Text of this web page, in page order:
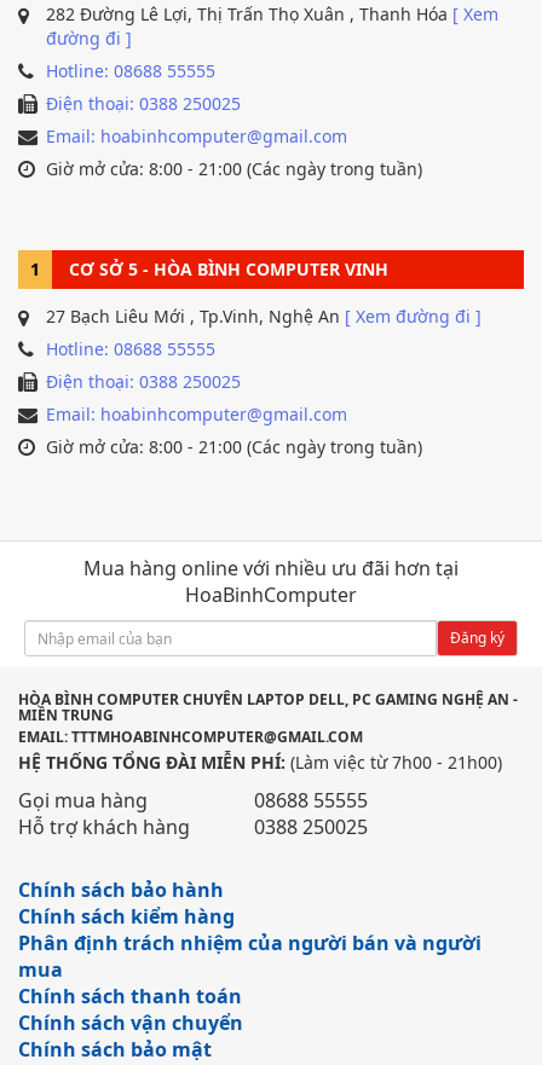
282 Đường Lê Lợi, Thị Trấn Thọ Xuân , Thanh Hóa [ Xem
đường đi ]
Hotline: 08688 55555
Điện thoại: 0388 250025
Email: hoabinhcomputer@gmail.com
Giờ mở cửa: 8:00 - 21:00 (Các ngày trong tuần)
1 CƠ SỞ 5 - HÒA BÌNH COMPUTER VINH
27 Bạch Liêu Mới , Tp.Vinh, Nghệ An [ Xem đường đi ]
Hotline: 08688 55555
Điện thoại: 0388 250025
Email: hoabinhcomputer@gmail.com
Giờ mở cửa: 8:00 - 21:00 (Các ngày trong tuần)
Mua hàng online với nhiều ưu đãi hơn tại
HoaBinhComputer
Đăng ký
HÒA BÌNH COMPUTER CHUYÊN LAPTOP DELL, PC GAMING NGHỆ AN -
MIỀN TRUNG
EMAIL: TTTMHOABINHCOMPUTER@GMAIL.COM
HỆ THỐNG TỔNG ĐÀI MIỄN PHÍ: (Làm việc từ 7h00 - 21h00)
Gọi mua hàng
08688 55555
Hỗ trợ khách hàng
0388 250025
Chính sách bảo hành
Chính sách kiểm hàng
Phân định trách nhiệm của người bán và người
mua
Chính sách thanh toán
Chính sách vận chuyển
Chính sách bảo mật